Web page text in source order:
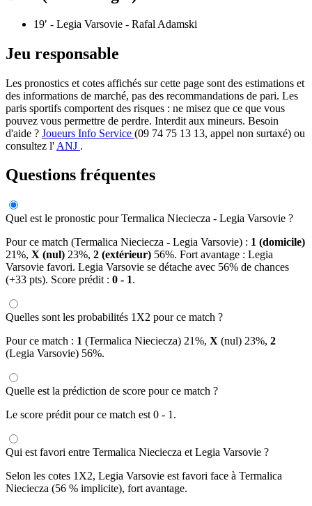
19′ - Legia Varsovie - Rafal Adamski
Jeu responsable
Les pronostics et cotes affichés sur cette page sont des estimations et
des informations de marché, pas des recommandations de pari. Les
paris sportifs comportent des risques : ne misez que ce que vous
pouvez vous permettre de perdre. Interdit aux mineurs. Besoin
d'aide ? Joueurs Info Service (09 74 75 13 13, appel non surtaxé) ou
consultez l' ANJ .
Questions fréquentes
Quel est le pronostic pour Termalica Nieciecza - Legia Varsovie ?
Pour ce match (Termalica Nieciecza - Legia Varsovie) : 1 (domicile)
21%, X (nul) 23%, 2 (extérieur) 56%. Fort avantage : Legia
Varsovie favori. Legia Varsovie se détache avec 56% de chances
(+33 pts). Score prédit : 0 - 1.
Quelles sont les probabilités 1X2 pour ce match ?
Pour ce match : 1 (Termalica Nieciecza) 21%, X (nul) 23%, 2
(Legia Varsovie) 56%.
Quelle est la prédiction de score pour ce match ?
Le score prédit pour ce match est 0 - 1.
Qui est favori entre Termalica Nieciecza et Legia Varsovie ?
Selon les cotes 1X2, Legia Varsovie est favori face à Termalica
Nieciecza (56 % implicite), fort avantage.